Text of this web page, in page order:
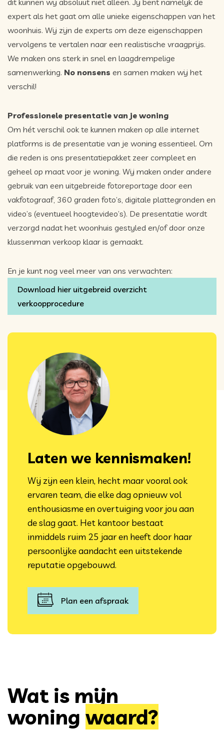
dit kunnen wij absoluut niet alleen. Jij bent namelijk de
expert als het gaat om alle unieke eigenschappen van het
woonhuis. Wij zijn de experts om deze eigenschappen
vervolgens te vertalen naar een realistische vraagprijs.
We maken ons sterk in snel en laagdrempelige
samenwerking. No nonsens en samen maken wij het
verschil!
Professionele presentatie van je woning
Om hét verschil ook te kunnen maken op alle internet
platforms is de presentatie van je woning essentieel. Om
die reden is ons presentatiepakket zeer compleet en
geheel op maat voor je woning. Wij maken onder andere
gebruik van een uitgebreide fotoreportage door een
vakfotograaf, 360 graden foto’s, digitale plattegronden en
video’s (eventueel hoogtevideo’s). De presentatie wordt
verzorgd nadat het woonhuis gestyled en/of door onze
klussenman verkoop klaar is gemaakt.
En je kunt nog veel meer van ons verwachten:
Download hier uitgebreid overzicht
verkoopprocedure
Laten we kennismaken!
Wij zijn een klein, hecht maar vooral ook
ervaren team, die elke dag opnieuw vol
enthousiasme en overtuiging voor jou aan
de slag gaat. Het kantoor bestaat
inmiddels ruim 25 jaar en heeft door haar
persoonlijke aandacht een uitstekende
reputatie opgebouwd.
Plan een afspraak
Wat is mijn
woning waard?